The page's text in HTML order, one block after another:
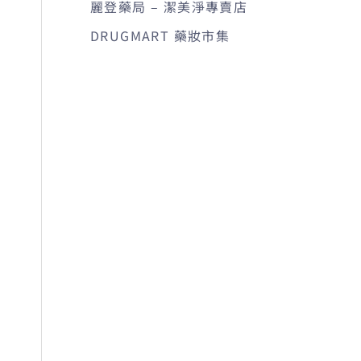
麗登藥局 – 潔美淨專賣店
DRUGMART 藥妝市集